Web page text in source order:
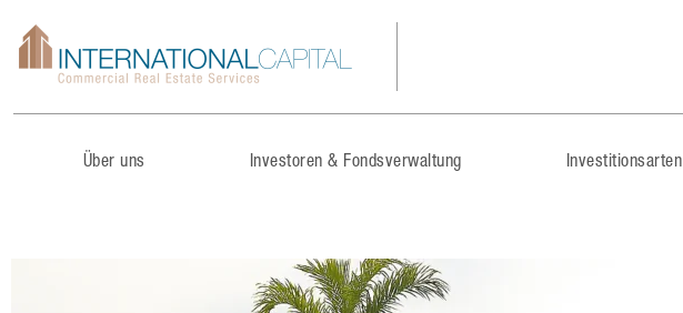
Über uns Investoren & Fondsverwaltung Investitionsarten